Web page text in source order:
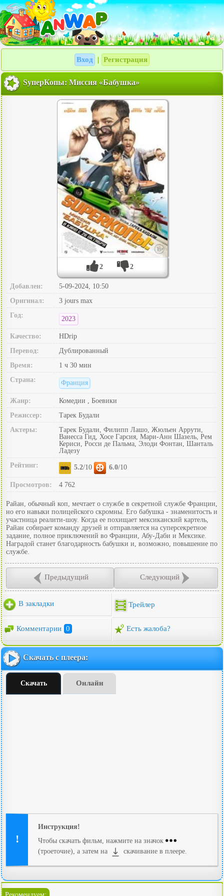
Вход Регистрация
SуперКопы: Миссия «Бабушка»
2 2
Добавлен:
5-09-2024, 10:50
Оригинал:
3 jours max
Год:
2023
Качество:
HDrip
Перевод:
Дублированный
Время:
1 ч 30 мин
Страна:
Франция
Жанр:
Комедии , Боевики
Режиссер:
Тарек Будали
Актеры:
Тарек Будали, Филипп Лашо, Жюльен Аррути,
Ванесса Гид, Хосе Гарсия, Мари-Анн Шазель, Рем
Кериси, Росси де Пальма, Элоди Фонтан, Шанталь
Ладезу
Рейтинг:
5.2/10 6.0/10
Просмотров: 4 762
Райан, обычный коп, мечтает о службе в секретной службе Франции,
но его навыки полицейского скромны. Его бабушка - знаменитость и
участница реалити-шоу. Когда ее похищает мексиканский картель,
Райан собирает команду друзей и отправляется на суперсекретное
задание, полное приключений во Франции, Абу-Даби и Мексике.
Наградой станет благодарность бабушки и, возможно, повышение по
службе.
Предыдущий Следующий
В закладки Трейлер
Комментарии 0 Есть жалоба?
Скачать с плеера:
Скачать Онлайн
Инструкция!
Чтобы скачать фильм, нажмите на значок
(троеточие), а затем на
скачивание в плеере.
Рекомендуем: